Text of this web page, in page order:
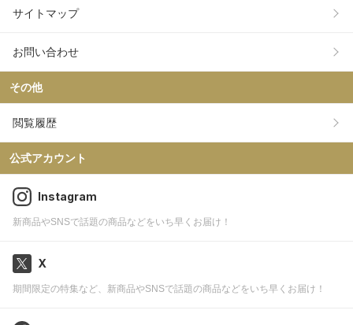
サイトマップ
お問い合わせ
その他
閲覧履歴
公式アカウント
Instagram
新商品やSNSで話題の商品などをいち早くお届け！
X
期間限定の特集など、新商品やSNSで話題の商品などをいち早くお届け！